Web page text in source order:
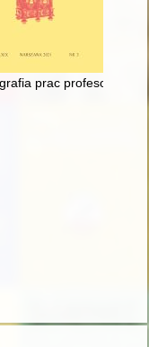
Legionu
prac profesora dr.
partie